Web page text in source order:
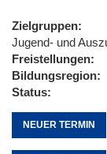
Zielgruppen
Jugend- und
Freistellungen
Bildungsregion
Status
NEUER TERMIN